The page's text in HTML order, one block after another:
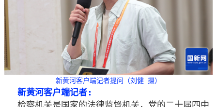
新黄河客户端记者提问（刘健 摄）
新黄河客户端记者:
检察机关是国家的法律监督机关，党的二十届四中